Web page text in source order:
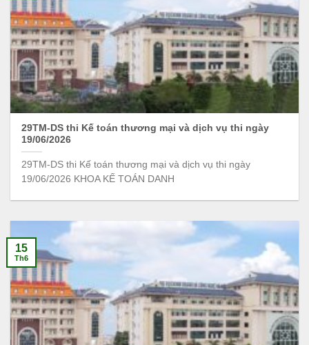
29TM-DS thi Kế toán thương mại và dịch vụ thi ngày
19/06/2026
29TM-DS thi Kế toán thương mại và dịch vụ thi ngày
19/06/2026 KHOA KẾ TOÁN DANH
15
Th6